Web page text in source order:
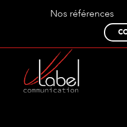
Nos références